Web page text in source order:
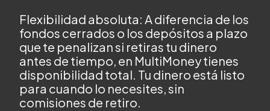
Flexibilidad absoluta: A diferencia de los
fondos cerrados o los depósitos a plazo
que te penalizan si retiras tu dinero
antes de tiempo, en MultiMoney tienes
disponibilidad total. Tu dinero está listo
para cuando lo necesites, sin
comisiones de retiro.